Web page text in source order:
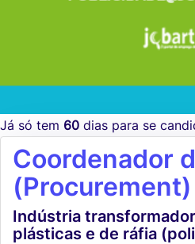
Já só tem 60 dias para se
Coordenador
(Procurement)
Indústria
plásticas e de ráfia